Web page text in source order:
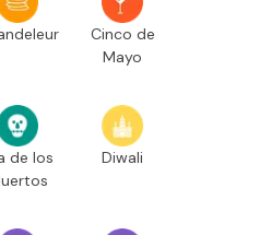
Cinco de
Mayo
de los
Diwali